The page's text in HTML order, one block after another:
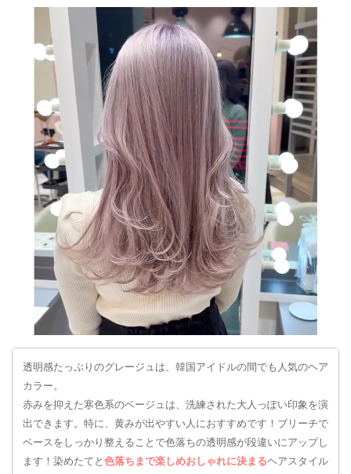
透明感たっぷりのグレージュは、韓国アイドルの間でも人気のヘア
カラー。
赤みを抑えた寒色系のベージュは、洗練された大人っぽい印象を演
出できます。特に、黄みが出やすい人におすすめです！ブリーチで
ベースをしっかり整えることで色落ちの透明感が段違いにアップし
ます！染めたてと 色落ちまで楽しめおしゃれに決まるヘアスタイル